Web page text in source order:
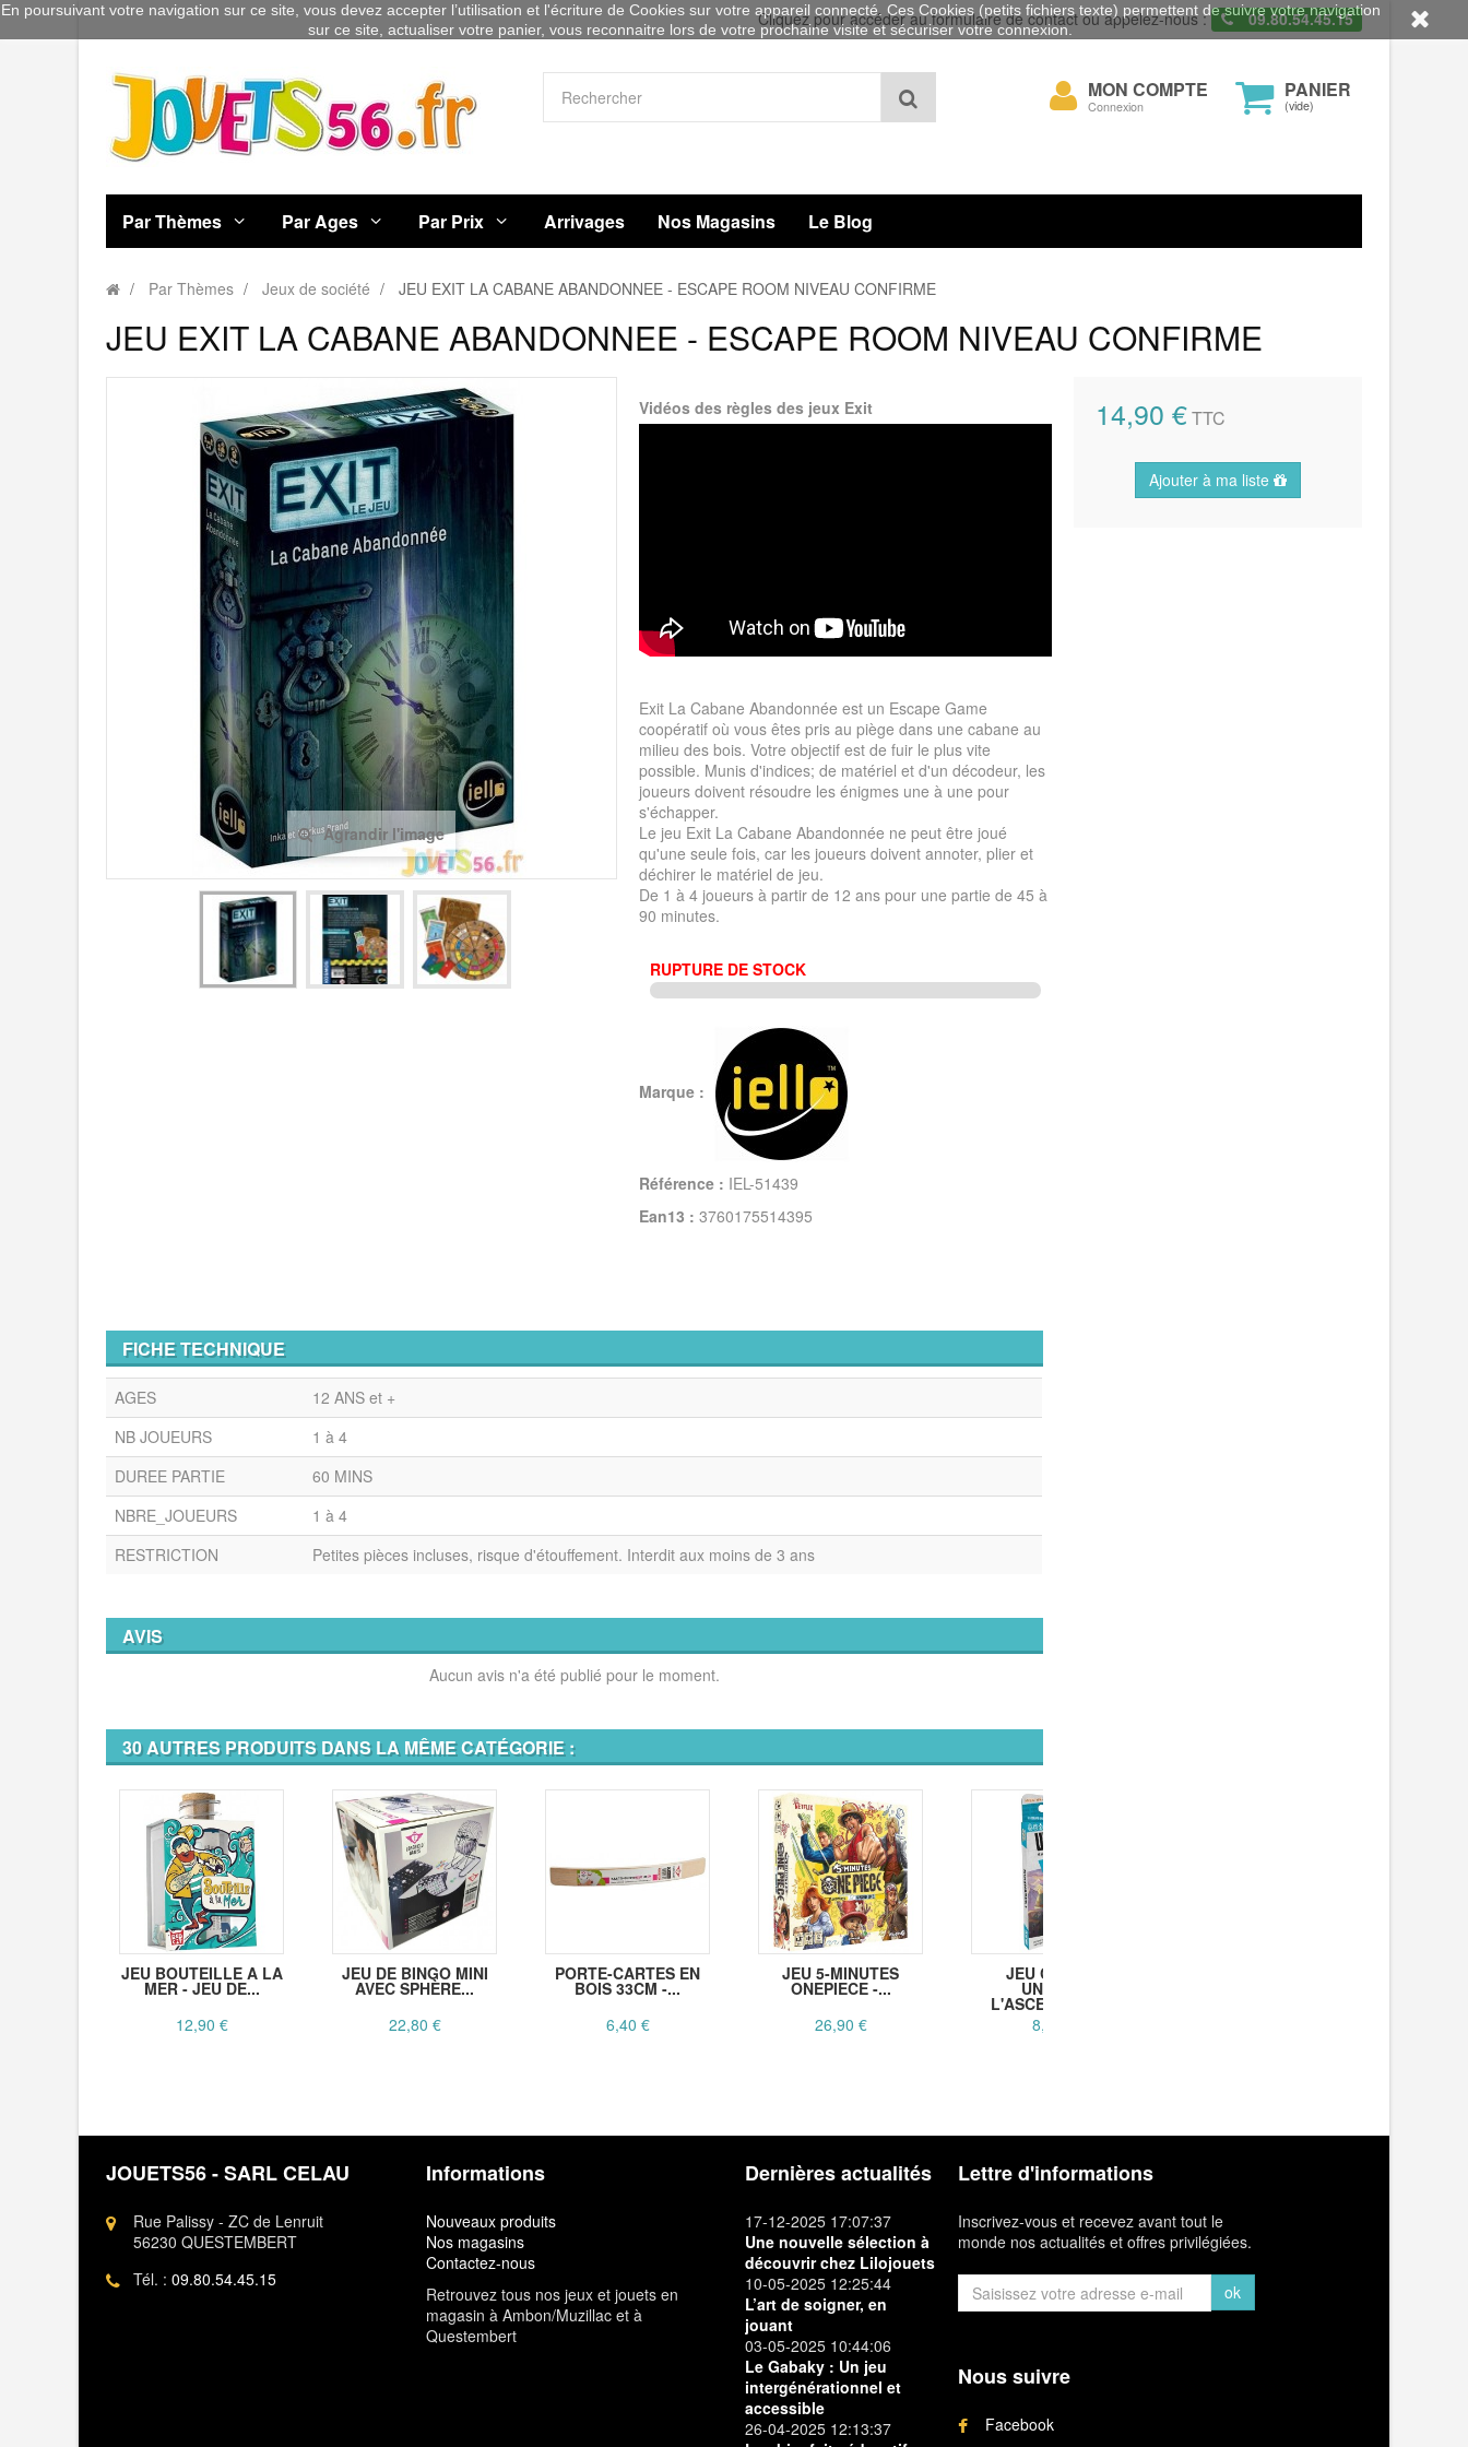
Cliquez pour accéder au formulaire de contact ou appelez-nous : 09.80.54.45.15
PANIER
(vide)
Mon
compte
MON COMPTE
Connexion
Par Thèmes Par Ages Par Prix Arrivages Nos Magasins Le Blog
Par Thèmes Jeux de société JEU EXIT LA CABANE ABANDONNEE - ESCAPE ROOM NIVEAU CONFIRME
JEU EXIT LA CABANE ABANDONNEE - ESCAPE ROOM NIVEAU CONFIRME
Agrandir l'image
14,90 €TTC
Ajouter à ma liste
Vidéos des règles des jeux Exit
Exit La Cabane Abandonnée est un Escape Game
coopératif où vous êtes pris au piège dans une cabane au
milieu des bois. Votre objectif est de fuir le plus vite
possible. Munis d'indices; de matériel et d'un décodeur, les
joueurs doivent résoudre les énigmes une à une pour
s'échapper.
Le jeu Exit La Cabane Abandonnée ne peut être joué
qu'une seule fois, car les joueurs doivent annoter, plier et
déchirer le matériel de jeu.
De 1 à 4 joueurs à partir de 12 ans pour une partie de 45 à
90 minutes.
RUPTURE DE STOCK
Marque :
Référence : IEL-51439
Ean13 : 3760175514395
FICHE TECHNIQUE
AGES
12 ANS et +
NB JOUEURS
1 à 4
DUREE PARTIE
60 MINS
NBRE_JOUEURS
1 à 4
RESTRICTION
Petites pièces incluses, risque d'étouffement. Interdit aux moins de 3 ans
AVIS
Aucun avis n'a été publié pour le moment.
30 AUTRES PRODUITS DANS LA MÊME CATÉGORIE :
JEU BOUTEILLE A LA
MER - JEU DE...
12,90 €
JEU DE BINGO MINI
AVEC SPHÈRE...
22,80 €
PORTE-CARTES EN
BOIS 33CM -...
6,40 €
JEU 5-MINUTES
ONEPIECE -...
26,90 €
JEU CARTES
UNLOCK
L'ASCENSION -...
8,50 €
JOUETS56 - SARL CELAU
Rue Palissy - ZC de Lenruit
56230 QUESTEMBERT
Tél. : 09.80.54.45.15
Informations
Nouveaux produits
Nos magasins
Contactez-nous
Retrouvez tous nos jeux et jouets en
magasin à Ambon/Muzillac et à
Questembert
Dernières actualités
17-12-2025 17:07:37
Une nouvelle sélection à
découvrir chez Lilojouets
10-05-2025 12:25:44
L’art de soigner, en
jouant
03-05-2025 10:44:06
Le Gabaky : Un jeu
intergénérationnel et
accessible
26-04-2025 12:13:37
Lettre d'informations
Inscrivez-vous et recevez avant tout le
monde nos actualités et offres privilégiées.
ok
Nous suivre
Facebook
En poursuivant votre navigation sur ce site, vous devez accepter l’utilisation et l'écriture de Cookies sur votre appareil connecté. Ces Cookies (petits fichiers texte) permettent de suivre votre navigation
sur ce site, actualiser votre panier, vous reconnaitre lors de votre prochaine visite et sécuriser votre connexion.